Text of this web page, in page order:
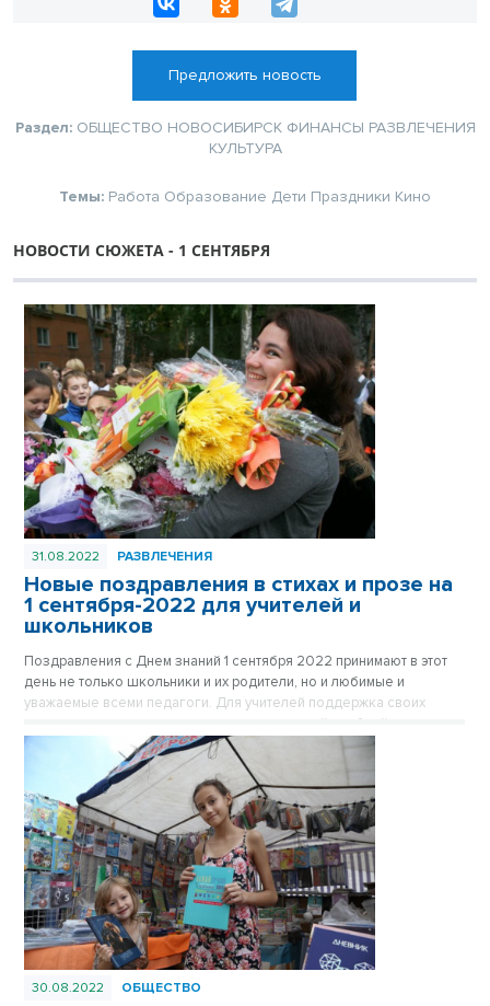
Предложить новость
Раздел: ОБЩЕСТВО НОВОСИБИРСК ФИНАНСЫ РАЗВЛЕЧЕНИЯ
КУЛЬТУРА
Темы: Работа Образование Дети Праздники Кино
НОВОСТИ СЮЖЕТА - 1 СЕНТЯБРЯ
31.08.2022 РАЗВЛЕЧЕНИЯ
Новые поздравления в стихах и прозе на
1 сентября-2022 для учителей и
школьников
Поздравления с Днем знаний 1 сентября 2022 принимают в этот
день не только школьники и их родители, но и любимые и
уважаемые всеми педагоги. Для учителей поддержка своих
учеников очень важна, ведь впереди – новый учебный год,
новые испытания и победы. Как поздравить теплыми словами и
трогательными стихами школьников и учителей в WhatsAppе и
других мессенджерах, соцсетях или СМС– выбирайте
понравившиеся поздравления в нашей подборке к 1 сентября.
30.08.2022 ОБЩЕСТВО